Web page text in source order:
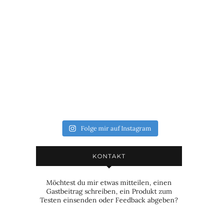
Folge mir auf Instagram
KONTAKT
Möchtest du mir etwas mitteilen, einen
Gastbeitrag schreiben, ein Produkt zum
Testen einsenden oder Feedback abgeben?